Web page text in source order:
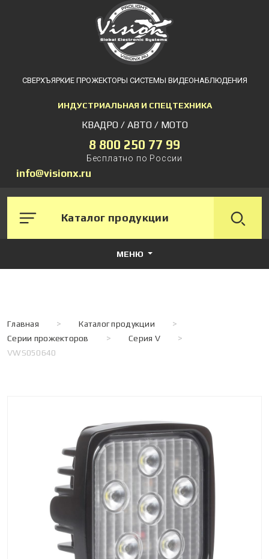
СВЕРХЪЯРКИЕ ПРОЖЕКТОРЫ СИСТЕМЫ ВИДЕОНАБЛЮДЕНИЯ
ИНДУСТРИАЛЬНАЯ И СПЕЦТЕХНИКА
КВАДРО / АВТО / МОТО
8 800 250 77 99
Бесплатно по России
info@visionx.ru
Каталог продукции
МЕНЮ
Главная > Каталог продукции
>
Серии прожекторов
> Серия V
>
VWS050640